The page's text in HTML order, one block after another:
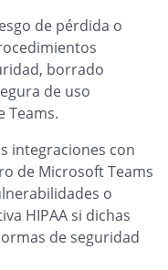
de pérdida o
borrado
de uso
Teams.
integraciones con
de Microsoft Teams
o
HIPAA si dichas
de seguridad